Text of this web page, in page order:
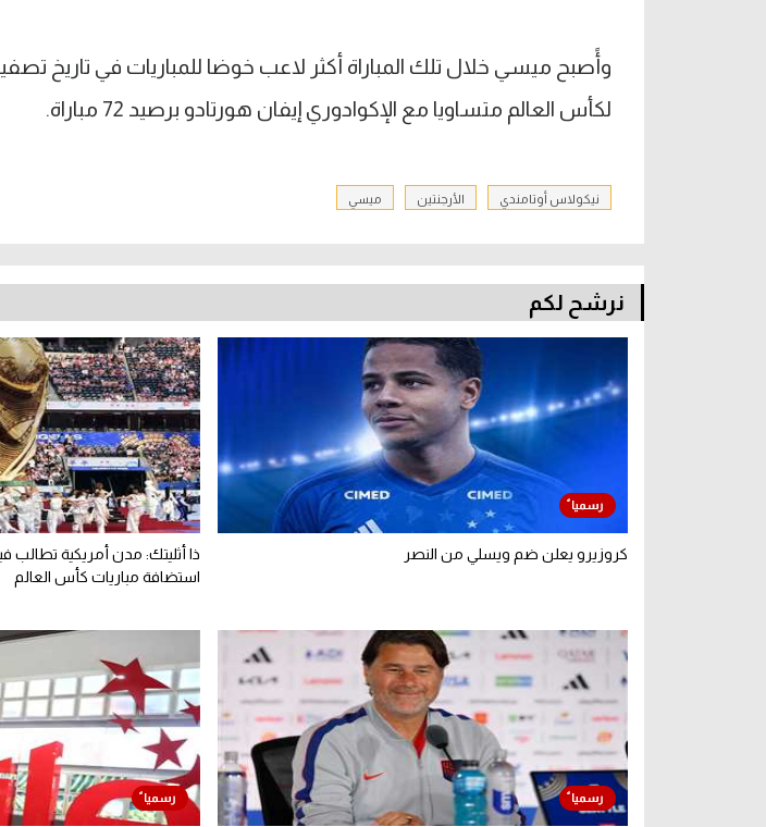
وأًصبح ميسي خلال تلك المباراة أكثر لاعب خوضا للمباريات في تاريخ
لكأس العالم متساويا مع الإكوادوري إيفان هورتادو برصيد 72 مباراة.
نيكولاس أوتامندي الأرجنتين ميسي
نرشح لكم
كروزيرو يعلن ضم ويسلي من النصر
ذا أثليتك: مدن أمريكية تطالب
استضافة مباريات كأس العالم